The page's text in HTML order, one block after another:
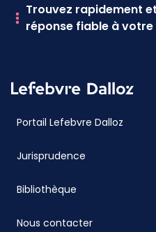
Trouvez rapidement
réponse fiable à
Portail Lefebvre Dalloz
Jurisprudence
Bibliothèque
Nous contacter